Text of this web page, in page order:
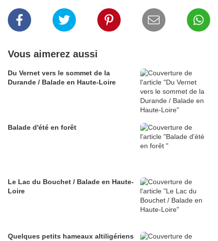
Vous aimerez aussi
Du Vernet vers le sommet de la
Durande / Balade en Haute-Loire
Balade d'été en forêt
Le Lac du Bouchet / Balade en Haute-
Loire
Quelques petits hameaux altiligériens